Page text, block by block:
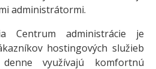
administrátormi.
Centrum administrácie je
hostingových služieb
využívajú komfortnú